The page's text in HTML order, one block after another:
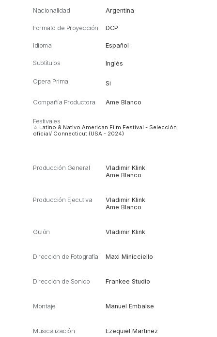
Nacionalidad Argentina
Formato de Proyección DCP
Idioma Español
Subtítulos Inglés
Opera Prima Si
Compañía Productora Ame Blanco
Festivales
☆ Latino & Nativo American Film Festival - Selección
oficial/ Connecticut (USA - 2024)
Producción General
Vladimir Klink
Ame Blanco
Producción Ejecutiva
Vladimir Klink
Ame Blanco
Guión Vladimir Klink
Dirección de Fotografía Maxi Minicciello
Dirección de Sonido Frankee Studio
Montaje Manuel Embalse
Musicalización Ezequiel Martinez